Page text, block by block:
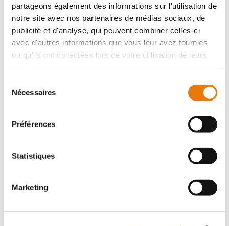
partageons également des informations sur l'utilisation de
notre site avec nos partenaires de médias sociaux, de
publicité et d'analyse, qui peuvent combiner celles-ci
avec d'autres informations que vous leur avez fournies
ou qu'ils ont collectées lors de votre utilisation de leurs
Nécessaires
Préférences
Statistiques
Marketing
IZON 560 000 €
à IZON, Consultimo vous propose deux cellules
d'activités à la vente d'une surface totale de 525 m². Elle
Local d'activité
Achat - 350 m²